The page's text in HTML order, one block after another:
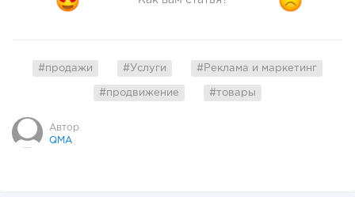
#продажи #Услуги #Реклама и маркетинг
#продвижение #товары
Автор
QMA